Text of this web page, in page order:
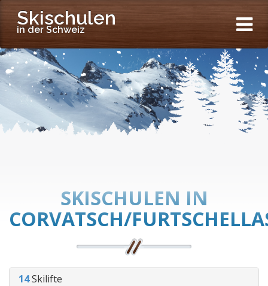
Skischulen
in der Schweiz
SKISCHULEN IN
CORVATSCH/
14Skilifte